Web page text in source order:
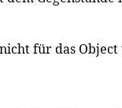
für das